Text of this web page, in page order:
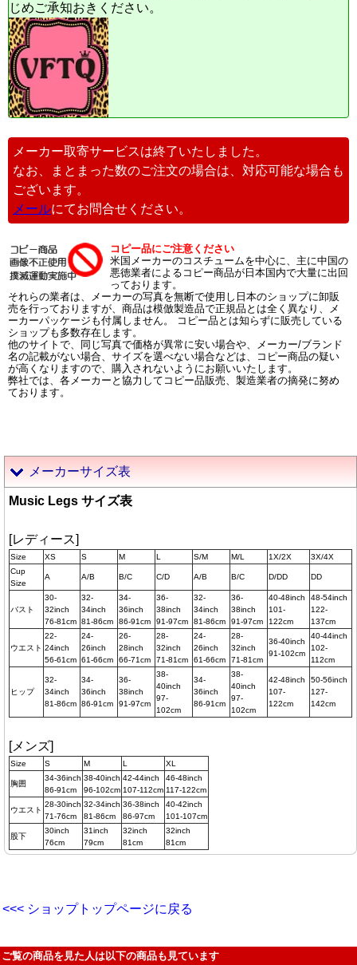
じめご承知おきください。
メーカー取寄サービスは終了いたしました。
なお、まとまった数のご注文の場合は、対応可能な場合も
ございます。
メールにてお問合せください。
コピー品にご注意ください
米国メーカーのコスチュームを中心に、主に中国の
悪徳業者によるコピー商品が日本国内で大量に出回
っております。
それらの業者は、メーカーの写真を無断で使用し日本のショップに卸販
売を行っておりますが、商品は模倣製造品で正規品とは全く異なり、メ
ーカーパッケージも付属しません。 コピー品とは知らずに販売している
ショップも多数存在します。
他のサイトで、同じ写真で価格が異常に安い場合や、メーカー/ブランド
名の記載がない場合、サイズを選べない場合などは、コピー商品の疑い
が高くなりますので、購入されないようにお願いいたします。
弊社では、各メーカーと協力してコピー品販売、製造業者の摘発に努め
ております。
メーカーサイズ表
Music Legs サイズ表
[レディース]
Size XS S M L S/M M/L 1X/2X
3X/4X
Cup
Size
A A/B B/C C/D A/B B/C D/DD DD
バスト
30-
32inch
76-81cm
32-
34inch
81-86cm
34-
36inch
86-91cm
36-
38inch
91-97cm
32-
34inch
81-86cm
36-
38inch
91-97cm
40-48inch
101-
122cm
48-54inch
122-
137cm
ウエスト
22-
24inch
56-61cm
24-
26inch
61-66cm
26-
28inch
66-71cm
28-
32inch
71-81cm
24-
26inch
61-66cm
28-
32inch
71-81cm
36-40inch
91-102cm
40-44inch
102-
112cm
ヒップ
32-
34inch
81-86cm
34-
36inch
86-91cm
36-
38inch
91-97cm
38-
40inch
97-
102cm
34-
36inch
86-91cm
38-
40inch
97-
102cm
42-48inch
107-
122cm
50-56inch
127-
142cm
[メンズ]
Size S M L XL
胸囲
34-36inch
86-91cm
38-40inch
96-102cm
42-44inch
107-112cm
46-48inch
117-122cm
ウエスト
28-30inch
71-76cm
32-34inch
81-86cm
36-38inch
86-97cm
40-42inch
101-107cm
股下
30inch
76cm
31inch
79cm
32inch
81cm
32inch
81cm
<<< ショップトップページに戻る
ご覧の商品を見た人は以下の商品も見ています